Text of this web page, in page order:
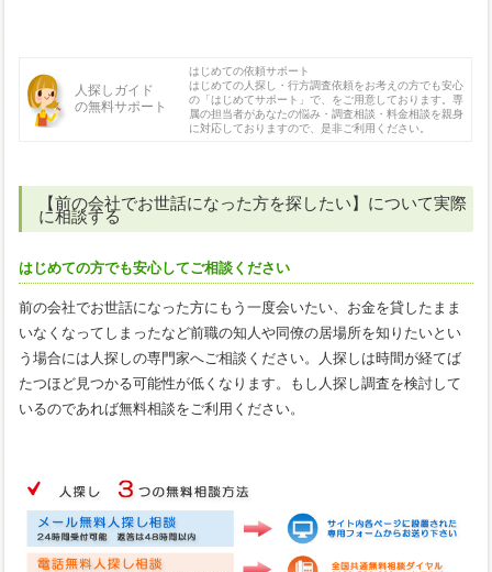
人探しガイド
の無料サポート
はじめての依頼サポート
はじめての人探し・行方調査依頼をお考えの方でも安心
の「はじめてサポート」で、をご用意しております。専
属の担当者があなたの悩み・調査相談・料金相談を親身
に対応しておりますので、是非ご利用ください。
【前の会社でお世話になった方を探したい】について実際
に相談する
はじめての方でも安心してご相談ください
前の会社でお世話になった方にもう一度会いたい、お金を貸したまま
いなくなってしまったなど前職の知人や同僚の居場所を知りたいとい
う場合には人探しの専門家へご相談ください。人探しは時間が経てば
たつほど見つかる可能性が低くなります。もし人探し調査を検討して
いるのであれば無料相談をご利用ください。